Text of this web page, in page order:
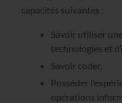
capacités suivantes :
Savoir utiliser
technologies et
Savoir coder,
Posséder
opérations